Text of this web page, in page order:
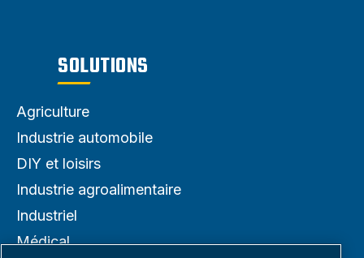
SOLUTIONS
Agriculture
Industrie automobile
DIY et loisirs
Industrie agroalimentaire
Industriel
Médical